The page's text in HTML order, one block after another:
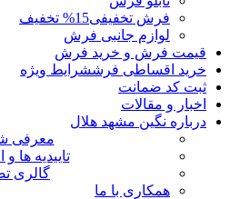
فرش تخفیفی15% تخفیف
لوازم جانبی فرش
قیمت فرش و خرید فرش
خرید اقساطی فرششرایط ویژه
ثبت کد ضمانت
اخبار و مقالات
درباره نگین مشهد هلال
معرفی
تاییدیه ها
گالری
همکاری با ما